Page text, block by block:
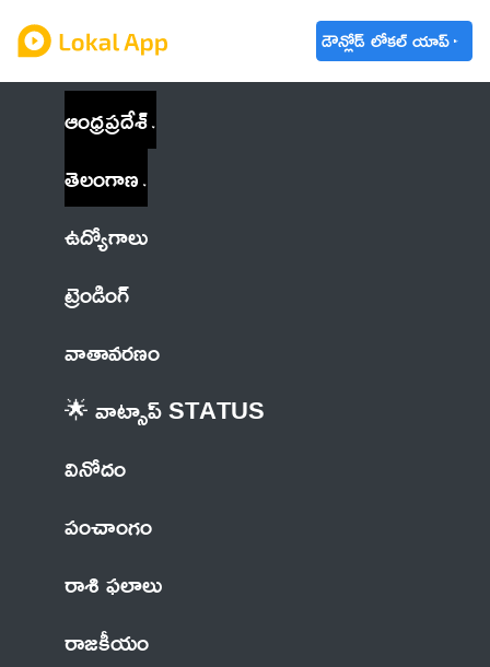
డౌన్లోడ్ లోకల్ యాప్
ఆంధ్రప్రదేశ్
తెలంగాణ
ఉద్యోగాలు
ట్రెండింగ్
వాతావరణం
🌟 వాట్సాప్ STATUS
వినోదం
పంచాంగం
రాశి ఫలాలు
రాజకీయం